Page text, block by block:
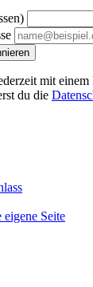
mit
du die
Seite